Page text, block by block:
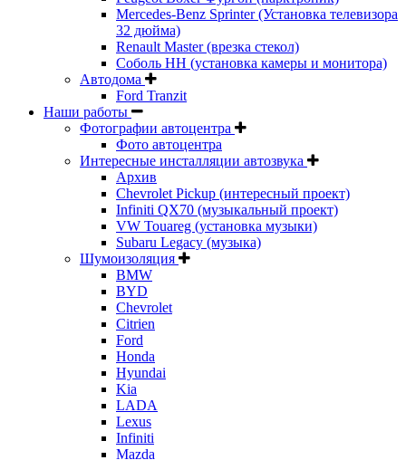
Mercedes-Benz Sprinter (Установка телевизора
32 дюйма)
Renault Master (врезка стекол)
Соболь НН (установка камеры и монитора)
Автодома
Ford Tranzit
Наши работы
Фотографии автоцентра
Фото автоцентра
Интересные инсталляции автозвука
Архив
Chevrolet Pickup (интересный проект)
Infiniti QX70 (музыкальный проект)
VW Touareg (установка музыки)
Subaru Legacy (музыка)
Шумоизоляция
BMW
BYD
Chevrolet
Citrien
Ford
Honda
Hyundai
Kia
LADA
Lexus
Infiniti
Mazda